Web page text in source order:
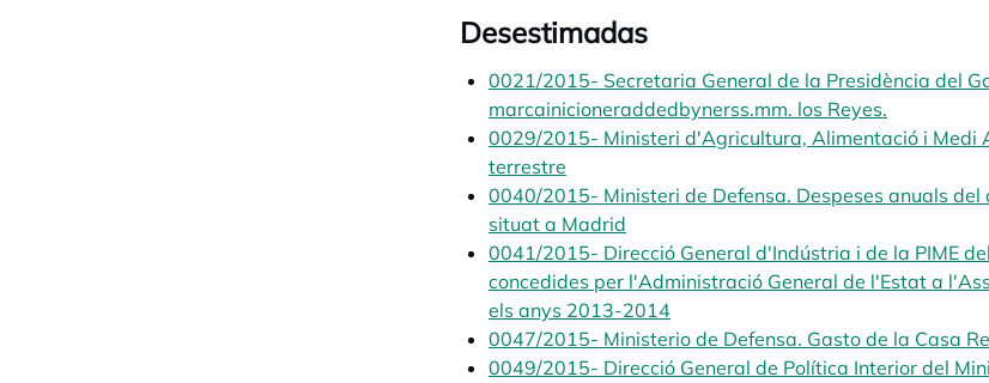
Desestimadas
0021/2015- Secretaria General de la Presidència del
marcainicioneraddedbynerss.mm. los Reyes.
0029/2015- Ministeri d'Agricultura, Alimentació i Medi
terrestre
0040/2015- Ministeri de Defensa. Despeses anuals
situat a Madrid
0041/2015- Direcció General d'Indústria i de la PIME
concedides per l'Administració General de l'Estat a
els anys 2013-2014
0047/2015- Ministerio de Defensa. Gasto de la Casa
0049/2015- Direcció General de Política Interior del